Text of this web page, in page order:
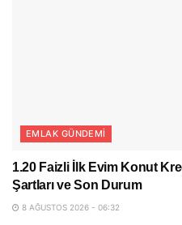
EMLAK GÜNDEMI
1.20 Faizli İlk Evim Konut
Şartları ve Son Durum
8 AĞUSTOS 2026 - 06:32